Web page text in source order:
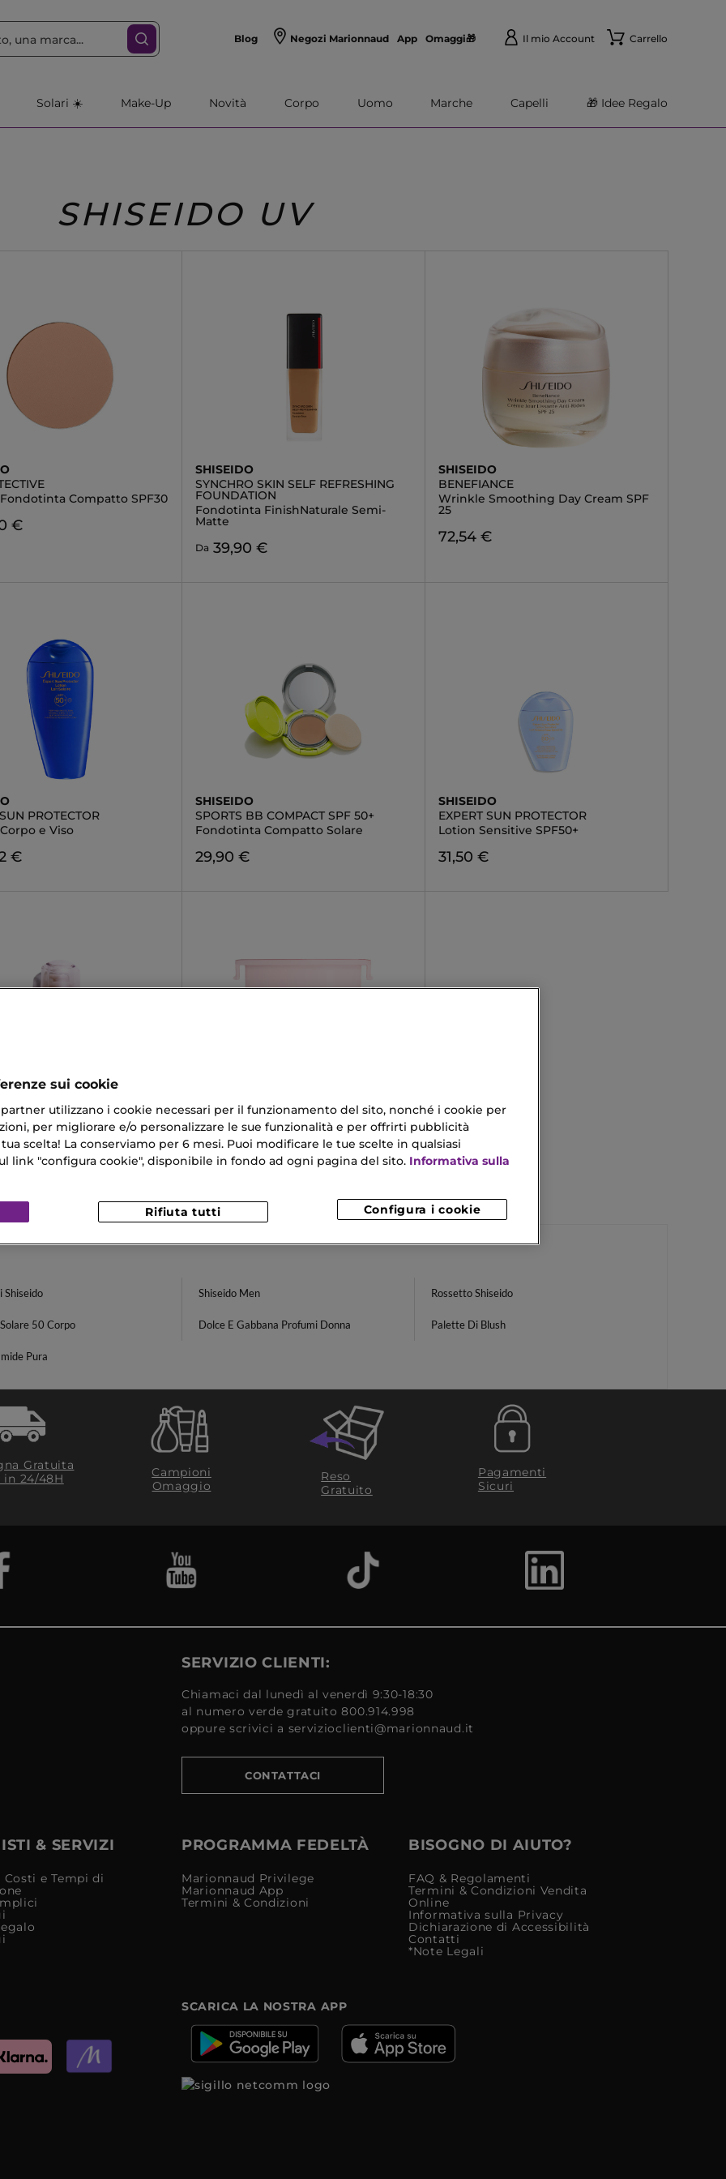
Blog Negozi Marionnaud App Omaggi🎁 Il mio Account Carrello
Solari ☀️ Make-Up Novità Corpo Uomo Marche Capelli 🎁 Idee Regalo
SHISEIDO UV
Compatto SPF30
€
SHISEIDO
SYNCHRO SKIN SELF REFRESHING
FOUNDATION
Fondotinta FinishNaturale Semi-
Matte
Da 39,90 €
SHISEIDO
BENEFIANCE
Wrinkle Smoothing Day Cream SPF
25
72,54 €
PROTECTOR
e Viso
€
SHISEIDO
SPORTS BB COMPACT SPF 50+
Fondotinta Compatto Solare
29,90 €
SHISEIDO
EXPERT SUN PROTECTOR
Lotion Sensitive SPF50+
31,50 €
SMOOTHING
Giorno
SHISEIDO
ESSENTIAL ENERGY
Hydrating Day Cream SPF20 Refill
41,23 €
Shiseido Shiseido Men Rossetto Shiseido
50 Corpo Dolce E Gabbana Profumi Donna Palette Di Blush
Pura
Gratuita
in 24/48H
Campioni
Omaggio
Reso
Gratuito
Pagamenti
Sicuri
SERVIZIO CLIENTI:
Chiamaci dal lunedì al venerdì 9:30-18:30
al numero verde gratuito 800.914.998
oppure scrivici a servizioclienti@marionnaud.it
CONTATTACI
& SERVIZI
Costi e Tempi di
PROGRAMMA FEDELTÀ
Marionnaud Privilege
Marionnaud App
Termini & Condizioni
BISOGNO DI AIUTO?
FAQ & Regolamenti
Termini & Condizioni Vendita
Online
Informativa sulla Privacy
Dichiarazione di Accessibilità
Contatti
*Note Legali
SCARICA LA NOSTRA APP
sui cookie
utilizzano i cookie necessari per il funzionamento del sito, nonché i cookie per
per migliorare e/o personalizzare le sue funzionalità e per offrirti pubblicità
scelta! La conserviamo per 6 mesi. Puoi modificare le tue scelte in qualsiasi
link "configura cookie", disponibile in fondo ad ogni pagina del sito. Informativa sulla
Configura i cookie
Rifiuta tutti